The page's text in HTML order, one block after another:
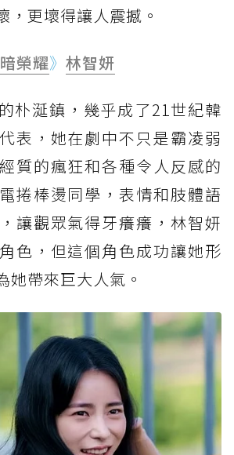
，更壞得讓人震撼。
榮耀》 林智妍
朴涎鎮，幾乎成了21世紀韓
表，她在劇中不只是霸凌弱
質的瘋狂和各種令人反感的
捲棒燙同學，表情和肢體語
讓觀眾氣得牙癢癢，林智妍
色，但這個角色成功讓她形
她帶來巨大人氣。